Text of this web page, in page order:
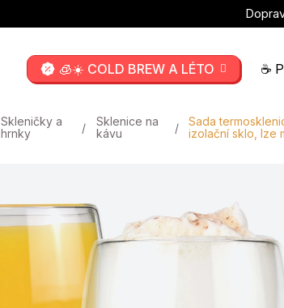
🧊☀️ COLD BREW A LÉTO ☕
Skleničky a
hrnky
Sklenice na
kávu
Sada
izolační sklo, lze